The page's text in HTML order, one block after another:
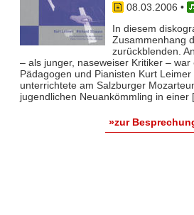
08.03.2006 •
In diesem
Zusammenhang
zurückblenden.
– als junger, naseweiser Kritiker –
Pädagogen und Pianisten Kurt
unterrichtete am Salzburger
jugendlichen Neuankömmling in einer
»zur